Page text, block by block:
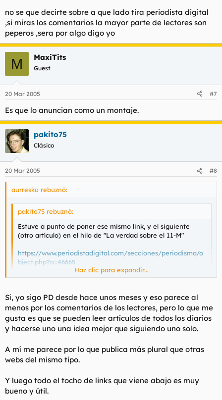
no se que decirte sobre a que lado tira periodista digital
,si miras los comentarios la mayor parte de lectores son
peperos ,sera por algo digo yo
M MaxiTits
Guest
20 Mar 2005 #7
Es que lo anuncian como un montaje.
pakito75
Clásico
20 Mar 2005 #8
aurresku rebuznó:
pakito75 rebuznó:
Estuve a punto de poner ese mismo link, y el siguiente
(otro artículo) en el hilo de "La verdad sobre el 11-M"
https://www.periodistadigital.com/secciones/periodismo/o
bject.php?o=46665
Por desgracia cada medio arrima el ascua a su sardina,
no se que decirte sobre a que lado tira periodista digital ,si
miras los comentarios la mayor parte de lectores son peperos
,sera por algo digo yo
Haz clic para expandir...
Sí, yo sigo PD desde hace unos meses y eso parece al
menos por los comentarios de los lectores, pero lo que me
gusta es que se pueden leer artículos de todos los diarios
y hacerse uno una idea mejor que siguiendo uno solo.
A mí me parece por lo que publica más plural que otras
webs del mismo tipo.
Y luego todo el tocho de links que viene abajo es muy
bueno y útil.